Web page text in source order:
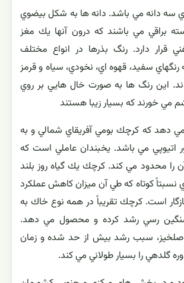
سه دانه مي باشد. دانه ها به شكل بيضوي
براقي مي باشند كه درون آنها يك مغز
قرار دارد. رنگ بذرها در انواع مختلف
رنگهاي سفيد، قهوه اي، نخودي، سياه و قرمز
اين رنگ ها به صورت خال هايي بر روي
مي خورند كه بسيار زیبا هستند
دهد كه كرچك بومي آفريقاي شمالي و به
اتيوپي مي باشد. يخبندان عاملي است كه
را محدود مي كند. كرچك يك گياه روز بلند
نسبتاً كوتاه كه طي آن ميزان كاهش عملكرد
است. كرچك تقريباً در همه نوع خاك به
رسي رشد كرده و محصول مي دهد.
سبب رشد بيش از حد شده و زمان
گلدهي را بسيار طولاني مي كند.